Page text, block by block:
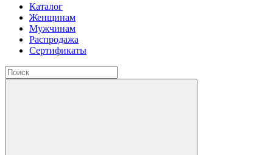
Каталог
Женщинам
Мужчинам
Распродажа
Сертификаты